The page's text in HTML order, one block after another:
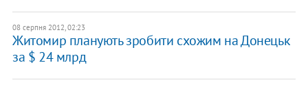
08 серпня 2012, 02:23
Житомир планують зробити схожим на Донецьк
за $ 24 млрд